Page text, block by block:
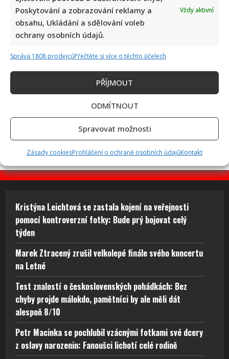
Poskytování a zobrazování reklamy a
obsahu, Ukládání a sdělování voleb
ochrany osobních údajů.
Vždy aktivní
Správa 1808 prodejcůPřečtěte si více o těchto účelech
PŘÍJMOUT
ODMÍTNOUT
Spravovat možnosti
Zásady cookiesProhlášení o ochraně osobních údajůKontakt
oslavy narozenin: Fanoušci lichotí celé rodině
Leoš Mareš odhalil, kolik stojí synovo studium na Floridě:
Jde o více než milion ročně
Kristýna Leichtová se zastala kojení na veřejnosti
pomocí kontroverzní fotky: Bude prý bojovat celý
týden
Marek Ztracený zrušil velkolepé finále svého koncertu
na Letné
Test znalostí o československých pohádkách: Bez
chyby projde málokdo, pamětníci by ale měli dát
alespoň 8/10
Petr Macinka se pochlubil vzácnými fotkami své dcery
z oslavy narozenin: Fanoušci lichotí celé rodině